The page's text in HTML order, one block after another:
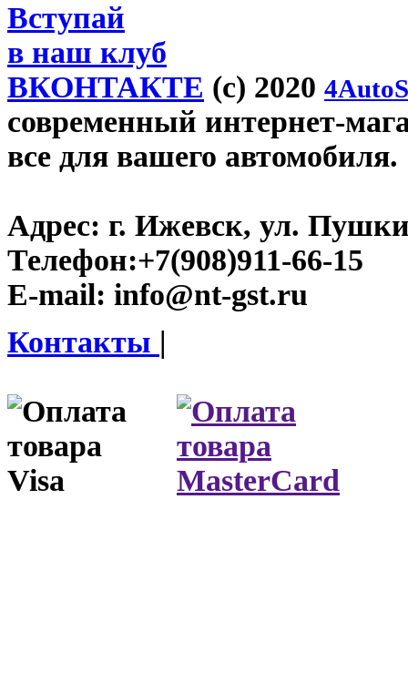
Вступай
в наш клуб
ВКОНТАКТЕ (c) 2020
современный интернет-
все для вашего автомобиля.
Адрес: г. Ижевск, ул.
Телефон:+7(908)911-66-15
E-mail: info@nt-gst.ru
Контакты |